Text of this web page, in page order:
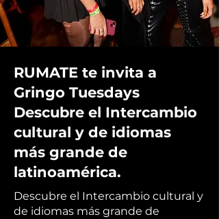
RUMATE te invita a
Gringo Tuesdays
Descubre el Intercambio
cultural y de idiomas
más grande de
latinoamérica.
Descubre el Intercambio cultural y
de idiomas más grande de